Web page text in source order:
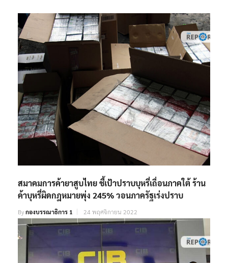
สมาคมการค้ายาสูบไทย ชี้เป้าปราบบุหรี่เถื่อนภาคใต้ ร้าน
ค้าบุหรี่ผิดกฎหมายพุ่ง 245% วอนภาครัฐเร่งปราบ
Byกองบรรณาธิการ 1 24 พฤศจิกายน 2022